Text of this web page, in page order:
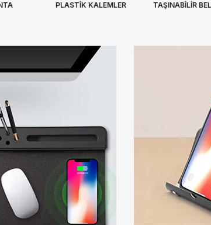
PLASTİK KALEMLER TAŞINABİLİR BELLEK